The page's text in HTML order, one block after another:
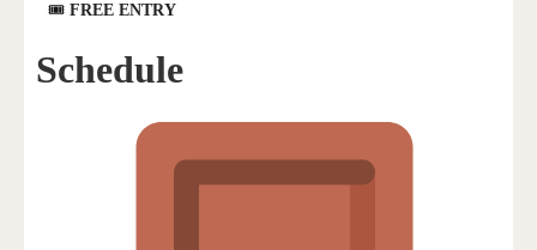
🎟 FREE ENTRY
Schedule